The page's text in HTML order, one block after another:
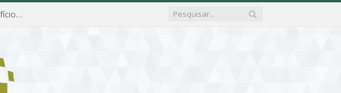
PORTARIA Nº 025/2026-GP/IPREVSSBV – CONCEDIDO, o benefício de PENSÃO a MARIA ESTELA DOS SANTOS SOUZA